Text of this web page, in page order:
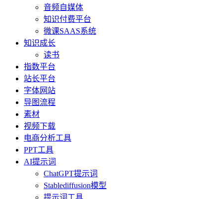
音频自媒体
知识付费平台
微课SAAS系统
知识成长
读书
指数平台
站长平台
字体网站
导图流程
素材
视频下载
电商分析工具
PPT工具
AI提示词
ChatGPT提示词
Stablediffusion模型
提示词工具